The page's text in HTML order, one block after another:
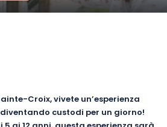
Croix, vivete un’esperienza
custodi per un giorno!